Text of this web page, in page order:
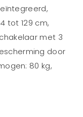
tot 129 cm,
met 3
door
80 kg,